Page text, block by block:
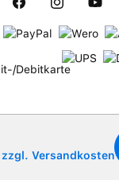
Versandkosten